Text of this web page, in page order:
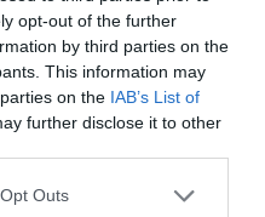
opt-out of the further
by third parties on the
This information may
on the IAB’s List of
further disclose it to other
uses one or more Google
Outs